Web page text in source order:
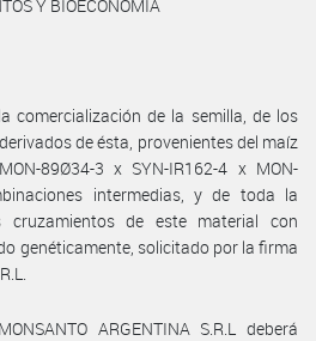
Y BIOECONOMÍA
comercialización de la semilla, de los
de ésta, provenientes del maíz
89Ø34-3 x SYN-IR162-4 x MON-
intermedias, y de toda la
cruzamientos de este material con
genéticamente, solicitado por la firma
ARGENTINA S.R.L deberá